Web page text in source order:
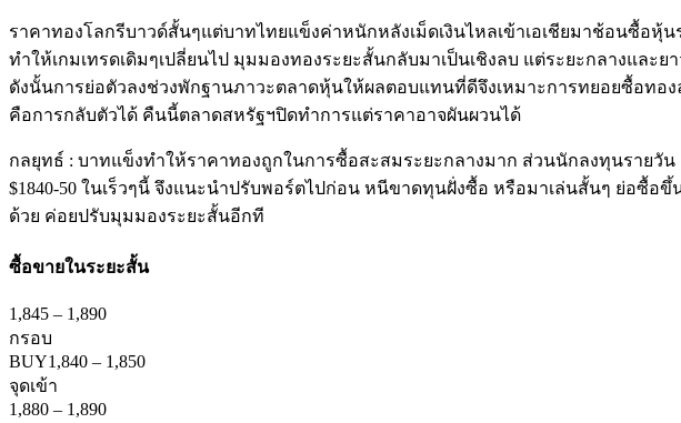
ราคาทองโลกรีบาวด์สั้นๆแต่บาทไทยแข็งค่าหนักหลังเม็ดเงินไหลเข้าเอเชียมาช้อนซื้อ
ทำให้เกมเทรดเดิมๆเปลี่ยนไป มุมมองทองระยะสั้นกลับมาเป็นเชิงลบ แต่ระยะกลางและ
ดังนั้นการย่อตัวลงช่วงพักฐานภาวะตลาดหุ้นให้ผลตอบแทนที่ดีจึงเหมาะการทยอยซื้อทอ
คือการกลับตัวได้ คืนนี้ตลาดสหรัฐฯปิดทำการแต่ราคาอาจผันผวนได้
กลยุทธ์ : บาทแข็งทำให้ราคาทองถูกในการซื้อสะสมระยะกลางมาก ส่วนนักลงทุนรายวั
$1840-50 ในเร็วๆนี้ จึงแนะนำปรับพอร์ตไปก่อน หนีขาดทุนฝั่งซื้อ หรือมาเล่นสั้นๆ ย่อซื้
ด้วย ค่อยปรับมุมมองระยะสั้นอีกที
ซื้อขายในระยะสั้น
1,845 – 1,890
กรอบ
BUY1,840 – 1,850
จุดเข้า
1,880 – 1,890